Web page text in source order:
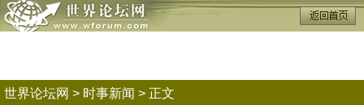
世界论坛网 > 时事新闻 > 正文